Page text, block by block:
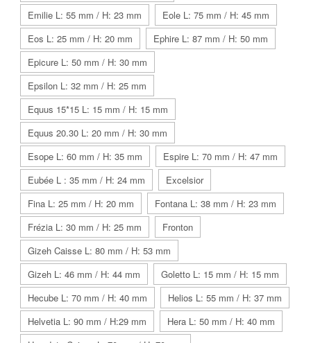
Emilie L: 55 mm / H: 23 mm
Eole L: 75 mm / H: 45 mm
Eos L: 25 mm / H: 20 mm
Ephire L: 87 mm / H: 50 mm
Epicure L: 50 mm / H: 30 mm
Epsilon L: 32 mm / H: 25 mm
Equus 15*15 L: 15 mm / H: 15 mm
Equus 20.30 L: 20 mm / H: 30 mm
Esope L: 60 mm / H: 35 mm
Espire L: 70 mm / H: 47 mm
Eubée L : 35 mm / H: 24 mm
Excelsior
Fina L: 25 mm / H: 20 mm
Fontana L: 38 mm / H: 23 mm
Frézia L: 30 mm / H: 25 mm
Fronton
Gizeh Caisse L: 80 mm / H: 53 mm
Gizeh L: 46 mm / H: 44 mm
Goletto L: 15 mm / H: 15 mm
Hecube L: 70 mm / H: 40 mm
Helios L: 55 mm / H: 37 mm
Helvetia L: 90 mm / H:29 mm
Hera L: 50 mm / H: 40 mm